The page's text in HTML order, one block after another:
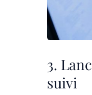
3.
suivi